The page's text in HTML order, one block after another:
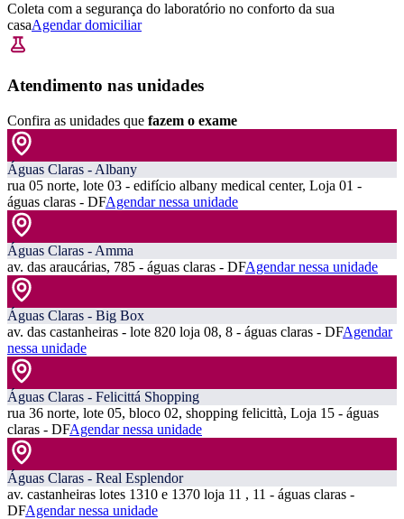
Coleta com a segurança do laboratório no conforto da sua
casaAgendar domiciliar
Atendimento nas unidades
Confira as unidades que fazem o exame
Águas Claras - Albany
rua 05 norte, lote 03 - edifício albany medical center, Loja 01 -
águas claras - DFAgendar nessa unidade
Águas Claras - Amma
av. das araucárias, 785 - águas claras - DFAgendar nessa unidade
Águas Claras - Big Box
av. das castanheiras - lote 820 loja 08, 8 - águas claras - DFAgendar
nessa unidade
Águas Claras - Felicittá Shopping
rua 36 norte, lote 05, bloco 02, shopping felicittà, Loja 15 - águas
claras - DFAgendar nessa unidade
Águas Claras - Real Esplendor
av. castanheiras lotes 1310 e 1370 loja 11 , 11 - águas claras -
DFAgendar nessa unidade